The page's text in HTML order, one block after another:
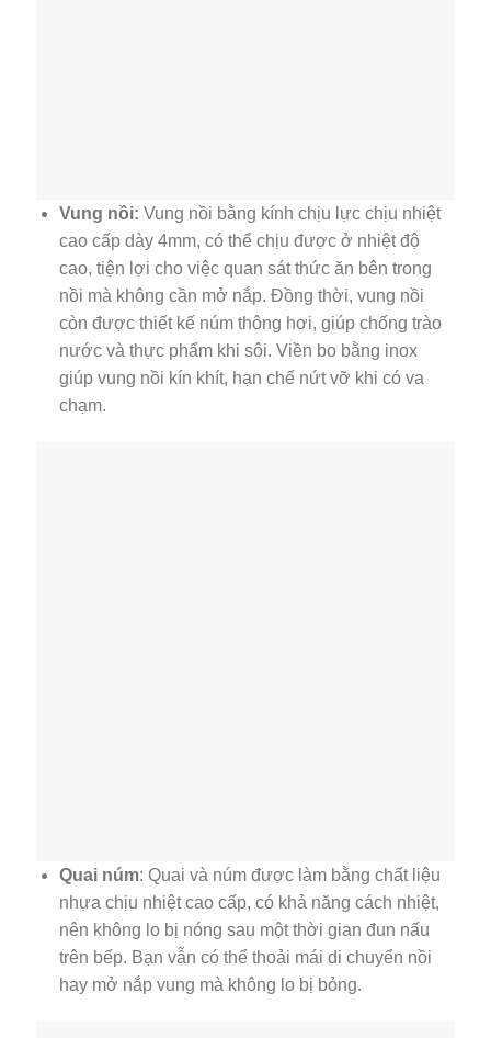
Vung nồi: Vung nồi bằng kính chịu lực chịu nhiệt
cao cấp dày 4mm, có thể chịu được ở nhiệt độ
cao, tiện lợi cho việc quan sát thức ăn bên trong
nồi mà không cần mở nắp. Đồng thời, vung nồi
còn được thiết kế núm thông hơi, giúp chống trào
nước và thực phẩm khi sôi. Viền bo bằng inox
giúp vung nồi kín khít, hạn chế nứt vỡ khi có va
chạm.
Quai núm: Quai và núm được làm bằng chất liệu
nhựa chịu nhiệt cao cấp, có khả năng cách nhiệt,
nên không lo bị nóng sau một thời gian đun nấu
trên bếp. Bạn vẫn có thể thoải mái di chuyển nồi
hay mở nắp vung mà không lo bị bỏng.